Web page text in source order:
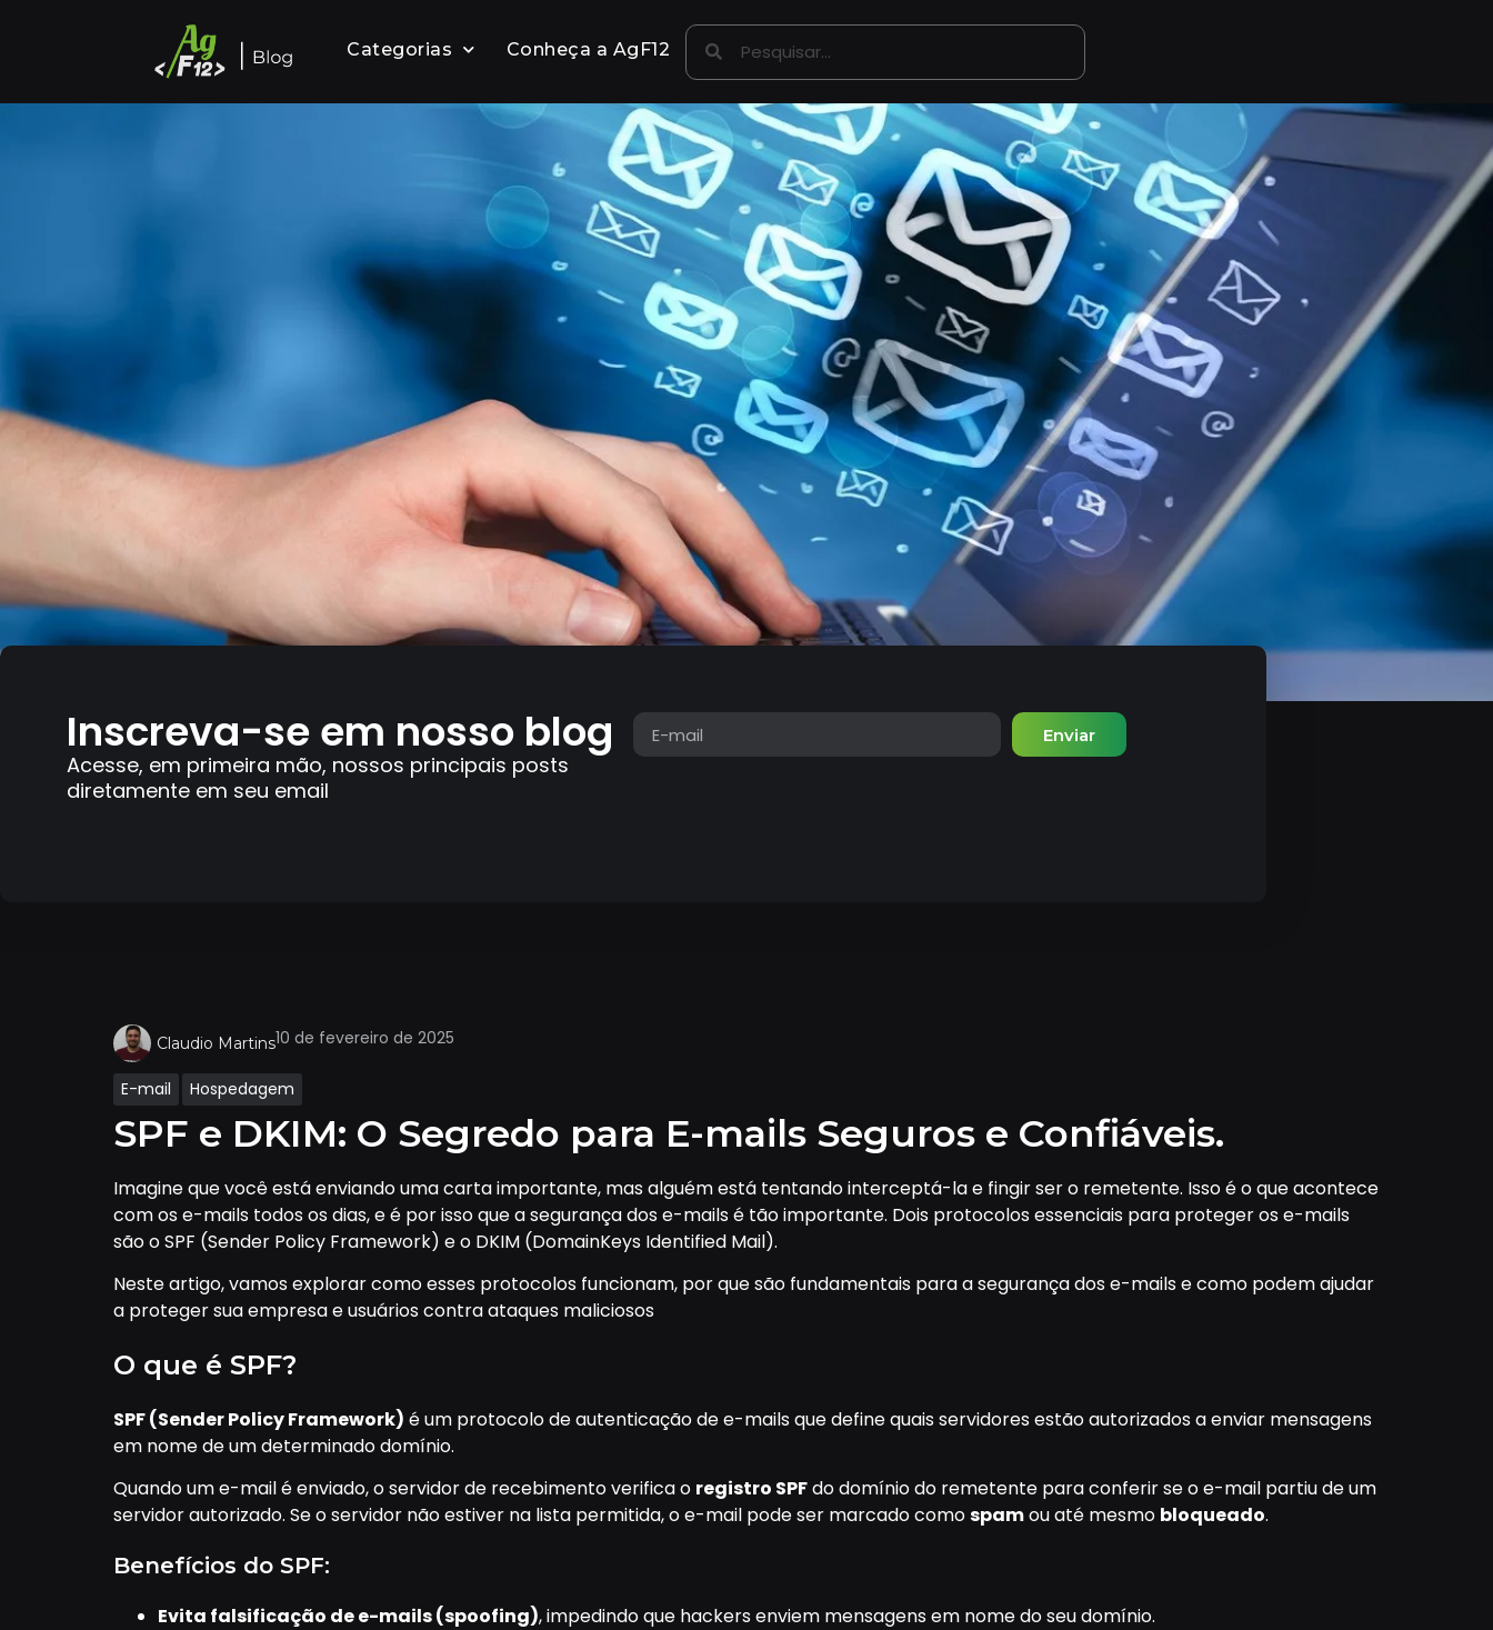
Categorias Conheça a AgF12
Inscreva-se em nosso blog
Acesse, em primeira mão, nossos principais posts
diretamente em seu email
Enviar
Claudio Martins10 de fevereiro de 2025
E-mail Hospedagem
SPF e DKIM: O Segredo para E-mails Seguros e Confiáveis.
Imagine que você está enviando uma carta importante, mas alguém está tentando interceptá-la e fingir ser o remetente. Isso é o que acontece
com os e-mails todos os dias, e é por isso que a segurança dos e-mails é tão importante. Dois protocolos essenciais para proteger os e-mails
são o SPF (Sender Policy Framework) e o DKIM (DomainKeys Identified Mail).
Neste artigo, vamos explorar como esses protocolos funcionam, por que são fundamentais para a segurança dos e-mails e como podem ajudar
a proteger sua empresa e usuários contra ataques maliciosos
O que é SPF?
SPF (Sender Policy Framework) é um protocolo de autenticação de e-mails que define quais servidores estão autorizados a enviar mensagens
em nome de um determinado domínio.
Quando um e-mail é enviado, o servidor de recebimento verifica o registro SPFdo domínio do remetente para conferir se o e-mail partiu de um
servidor autorizado. Se o servidor não estiver na lista permitida, o e-mail pode ser marcado comospamou até mesmo bloqueado.
Benefícios do SPF:
Evita falsificação de e-mails (spoofing), impedindo que hackers enviem mensagens em nome do seu domínio.